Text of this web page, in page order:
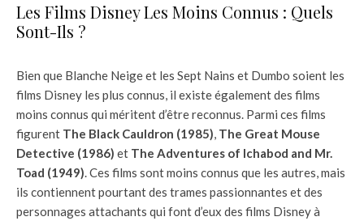
Les Films Disney Les Moins Connus : Quels
Sont-Ils ?
Bien que Blanche Neige et les Sept Nains et Dumbo soient les
films Disney les plus connus, il existe également des films
moins connus qui méritent d’être reconnus. Parmi ces films
figurent The Black Cauldron (1985), The Great Mouse
Detective (1986) et The Adventures of Ichabod and Mr.
Toad (1949). Ces films sont moins connus que les autres, mais
ils contiennent pourtant des trames passionnantes et des
personnages attachants qui font d’eux des films Disney à